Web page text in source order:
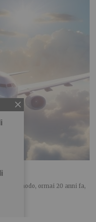
Ebbi modo, ormai 20 anni fa,